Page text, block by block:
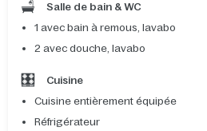
Salle de bain & WC
1 avec bain à remous, lavabo
2 avec douche, lavabo
Cuisine
Cuisine entièrement équipée
Réfrigérateur